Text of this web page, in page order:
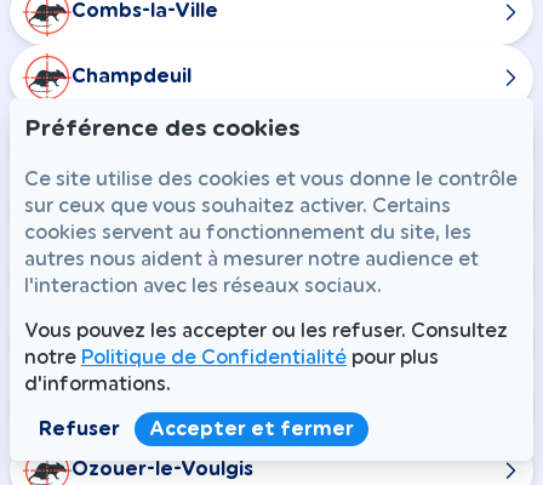
Combs-la-Ville
Champdeuil
Chaumes-en-Brie
Courtomer
Fouju
Ozouer-le-Voulgis
Préférence des cookies
Ce site utilise des cookies et vous donne le contrôle
sur ceux que vous souhaitez activer. Certains
cookies servent au fonctionnement du site, les
autres nous aident à mesurer notre audience et
l'interaction avec les réseaux sociaux.
Vous pouvez les accepter ou les refuser. Consultez
notre Politique de Confidentialité pour plus
d'informations.
Refuser Accepter et fermer